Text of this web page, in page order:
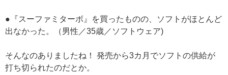
●『スーファミターボ』を買ったものの、ソフトがほとんど
出なかった。（男性／35歳／ソフトウェア)
そんなのありましたね！ 発売から3カ月でソフトの供給が
打ち切られたのだとか。